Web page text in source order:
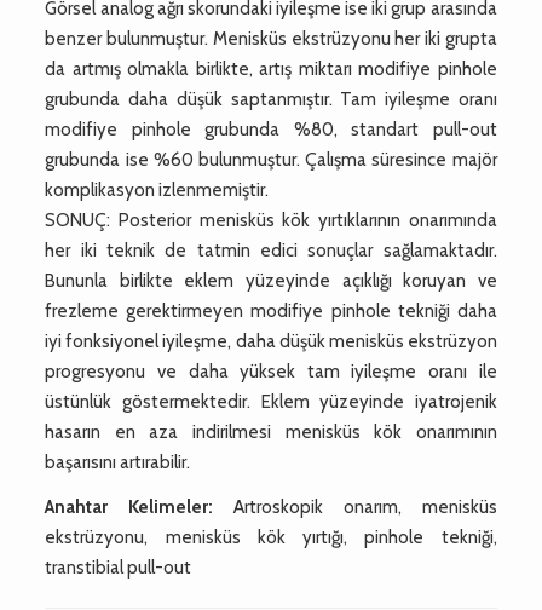
Görsel analog ağrı skorundaki iyileşme ise iki grup arasında
benzer bulunmuştur. Menisküs ekstrüzyonu her iki grupta
da artmış olmakla birlikte, artış miktarı modifiye pinhole
grubunda daha düşük saptanmıştır. Tam iyileşme oranı
modifiye pinhole grubunda %80, standart pull-out
grubunda ise %60 bulunmuştur. Çalışma süresince majör
komplikasyon izlenmemiştir.
SONUÇ: Posterior menisküs kök yırtıklarının onarımında
her iki teknik de tatmin edici sonuçlar sağlamaktadır.
Bununla birlikte eklem yüzeyinde açıklığı koruyan ve
frezleme gerektirmeyen modifiye pinhole tekniği daha
iyi fonksiyonel iyileşme, daha düşük menisküs ekstrüzyon
progresyonu ve daha yüksek tam iyileşme oranı ile
üstünlük göstermektedir. Eklem yüzeyinde iyatrojenik
hasarın en aza indirilmesi menisküs kök onarımının
başarısını artırabilir.
Anahtar Kelimeler: Artroskopik onarım, menisküs
ekstrüzyonu, menisküs kök yırtığı, pinhole tekniği,
transtibial pull-out